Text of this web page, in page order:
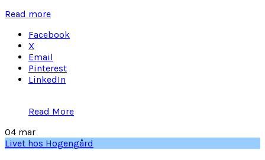
Read more
Facebook
X
Email
Pinterest
LinkedIn
Read More
04 mar
Livet hos Hogengård